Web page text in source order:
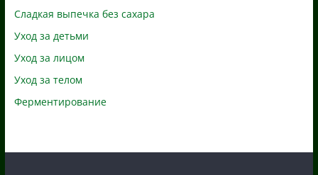
Сладкая выпечка без сахара
Уход за детьми
Уход за лицом
Уход за телом
Ферментирование